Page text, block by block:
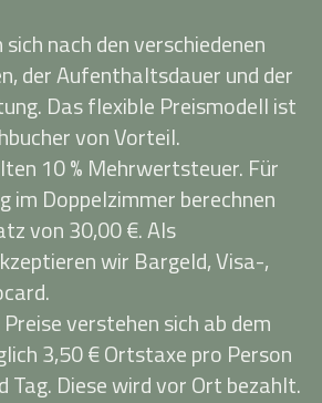
nach den verschiedenen
der Aufenthaltsdauer und der
Das flexible Preismodell ist
von Vorteil.
10 % Mehrwertsteuer. Für
im Doppelzimmer berechnen
von 30,00 €. Als
wir Bargeld, Visa-,
verstehen sich ab dem
3,50 € Ortstaxe pro Person
Tag. Diese wird vor Ort bezahlt.